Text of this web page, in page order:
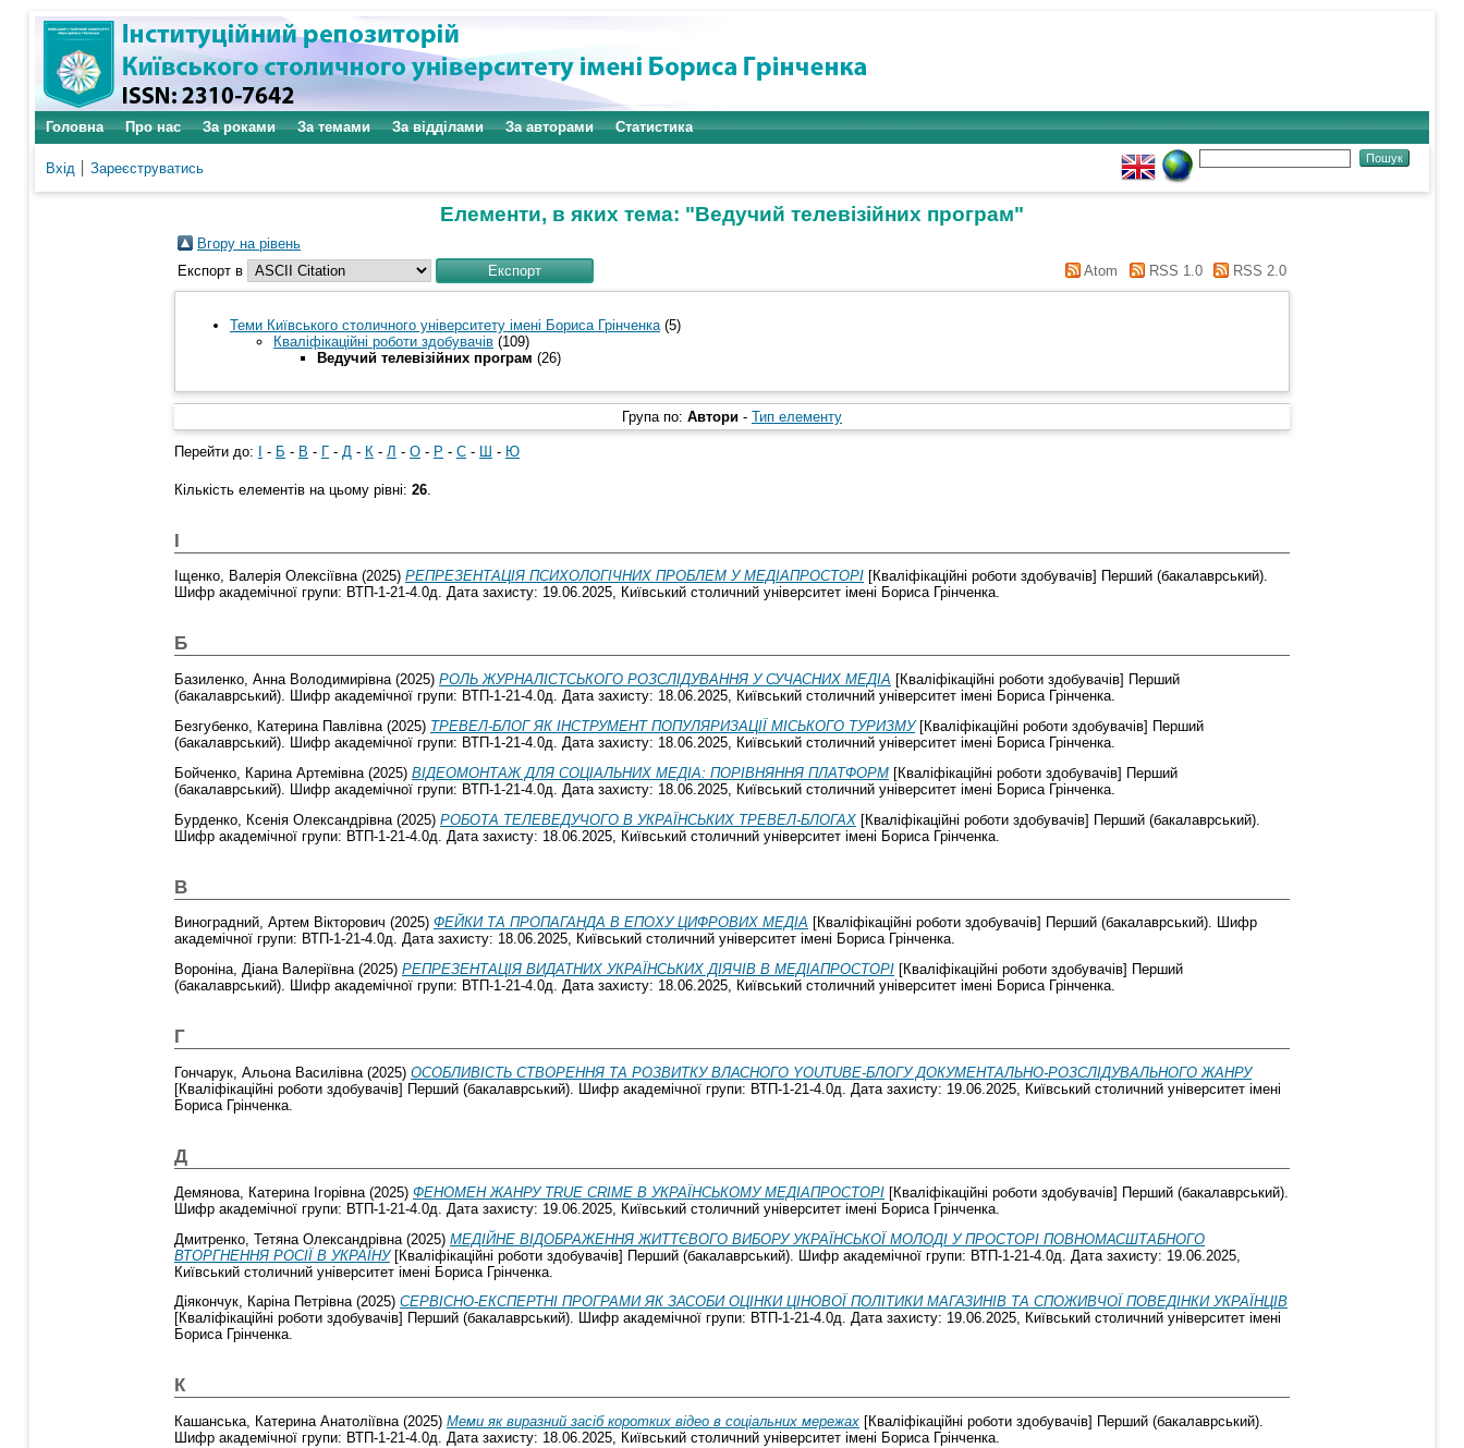
Головна Про нас За роками За темами За відділами За авторами Статистика
Вхід Зареєструватись
Елементи, в яких тема: "Ведучий телевізійних програм"
Вгору на рівень
Експорт в
Atom RSS 1.0 RSS 2.0
Теми Київського столичного університету імені Бориса Грінченка (5)
Кваліфікаційні роботи здобувачів (109)
Ведучий телевізійних програм (26)
Група по: Автори - Тип елементу
Перейти до: І - Б - В - Г - Д - К - Л - О - Р - С - Ш - Ю
Кількість елементів на цьому рівні: 26
І
Іщенко, Валерія Олексіївна(2025) РЕПРЕЗЕНТАЦІЯ ПСИХОЛОГІЧНИХ ПРОБЛЕМ У МЕДІАПРОСТОРІ [Кваліфікаційні роботи здобувачів] Перший (бакалаврський).
Шифр академічної групи: ВТП-1-21-4.0д. Дата захисту: 19.06.2025, Київський столичний університет імені Бориса Грінченка.
Б
Базиленко, Анна Володимирівна(2025) РОЛЬ ЖУРНАЛІСТСЬКОГО РОЗСЛІДУВАННЯ У СУЧАСНИХ МЕДІА [Кваліфікаційні роботи здобувачів] Перший
(бакалаврський). Шифр академічної групи: ВТП-1-21-4.0д. Дата захисту: 18.06.2025, Київський столичний університет імені Бориса Грінченка.
Безгубенко, Катерина Павлівна (2025) ТРЕВЕЛ-БЛОГ ЯК ІНСТРУМЕНТ ПОПУЛЯРИЗАЦІЇ МІСЬКОГО ТУРИЗМУ[Кваліфікаційні роботи здобувачів] Перший
(бакалаврський). Шифр академічної групи: ВТП-1-21-4.0д. Дата захисту: 18.06.2025, Київський столичний університет імені Бориса Грінченка.
Бойченко, Карина Артемівна (2025) ВІДЕОМОНТАЖ ДЛЯ СОЦІАЛЬНИХ МЕДІА: ПОРІВНЯННЯ ПЛАТФОРМ [Кваліфікаційні роботи здобувачів] Перший
(бакалаврський). Шифр академічної групи: ВТП-1-21-4.0д. Дата захисту: 18.06.2025, Київський столичний університет імені Бориса Грінченка.
Бурденко, Ксенія Олександрівна (2025) РОБОТА ТЕЛЕВЕДУЧОГО В УКРАЇНСЬКИХ ТРЕВЕЛ-БЛОГАХ [Кваліфікаційні роботи здобувачів] Перший (бакалаврський).
Шифр академічної групи: ВТП-1-21-4.0д. Дата захисту: 18.06.2025, Київський столичний університет імені Бориса Грінченка.
В
Виноградний, Артем Вікторович (2025) ФЕЙКИ ТА ПРОПАГАНДА В ЕПОХУ ЦИФРОВИХ МЕДІА [Кваліфікаційні роботи здобувачів] Перший (бакалаврський). Шифр
академічної групи: ВТП-1-21-4.0д. Дата захисту: 18.06.2025, Київський столичний університет імені Бориса Грінченка.
Вороніна, Діана Валеріївна(2025) РЕПРЕЗЕНТАЦІЯ ВИДАТНИХ УКРАЇНСЬКИХ ДІЯЧІВ В МЕДІАПРОСТОРІ [Кваліфікаційні роботи здобувачів] Перший
(бакалаврський). Шифр академічної групи: ВТП-1-21-4.0д. Дата захисту: 18.06.2025, Київський столичний університет імені Бориса Грінченка.
Г
Гончарук, Альона Василівна (2025) ОСОБЛИВІСТЬ СТВОРЕННЯ ТА РОЗВИТКУ ВЛАСНОГО YOUTUBE-БЛОГУ ДОКУМЕНТАЛЬНО-РОЗСЛІДУВАЛЬНОГО ЖАНРУ
[Кваліфікаційні роботи здобувачів] Перший (бакалаврський). Шифр академічної групи: ВТП-1-21-4.0д. Дата захисту: 19.06.2025, Київський столичний університет імені
Бориса Грінченка.
Д
Демянова, Катерина Ігорівна (2025) ФЕНОМЕН ЖАНРУ TRUE CRIME В УКРАЇНСЬКОМУ МЕДІАПРОСТОРІ [Кваліфікаційні роботи здобувачів] Перший (бакалаврський).
Шифр академічної групи: ВТП-1-21-4.0д. Дата захисту: 19.06.2025, Київський столичний університет імені Бориса Грінченка.
Дмитренко, Тетяна Олександрівна (2025) МЕДІЙНЕ ВІДОБРАЖЕННЯ ЖИТТЄВОГО ВИБОРУ УКРАЇНСЬКОЇ МОЛОДІ У ПРОСТОРІ ПОВНОМАСШТАБНОГО
ВТОРГНЕННЯ РОСІЇ В УКРАЇНУ[Кваліфікаційні роботи здобувачів] Перший (бакалаврський). Шифр академічної групи: ВТП-1-21-4.0д. Дата захисту: 19.06.2025,
Київський столичний університет імені Бориса Грінченка.
Діякончук, Каріна Петрівна(2025) СЕРВІСНО-ЕКСПЕРТНІ ПРОГРАМИ ЯК ЗАСОБИ ОЦІНКИ ЦІНОВОЇ ПОЛІТИКИ МАГАЗИНІВ ТА СПОЖИВЧОЇ ПОВЕДІНКИ УКРАЇНЦІВ
[Кваліфікаційні роботи здобувачів] Перший (бакалаврський). Шифр академічної групи: ВТП-1-21-4.0д. Дата захисту: 19.06.2025, Київський столичний університет імені
Бориса Грінченка.
К
Кашанська, Катерина Анатоліївна(2025) Меми як виразний засіб коротких відео в соціальних мережах [Кваліфікаційні роботи здобувачів] Перший (бакалаврський).
Шифр академічної групи: ВТП-1-21-4.0д. Дата захисту: 18.06.2025, Київський столичний університет імені Бориса Грінченка.